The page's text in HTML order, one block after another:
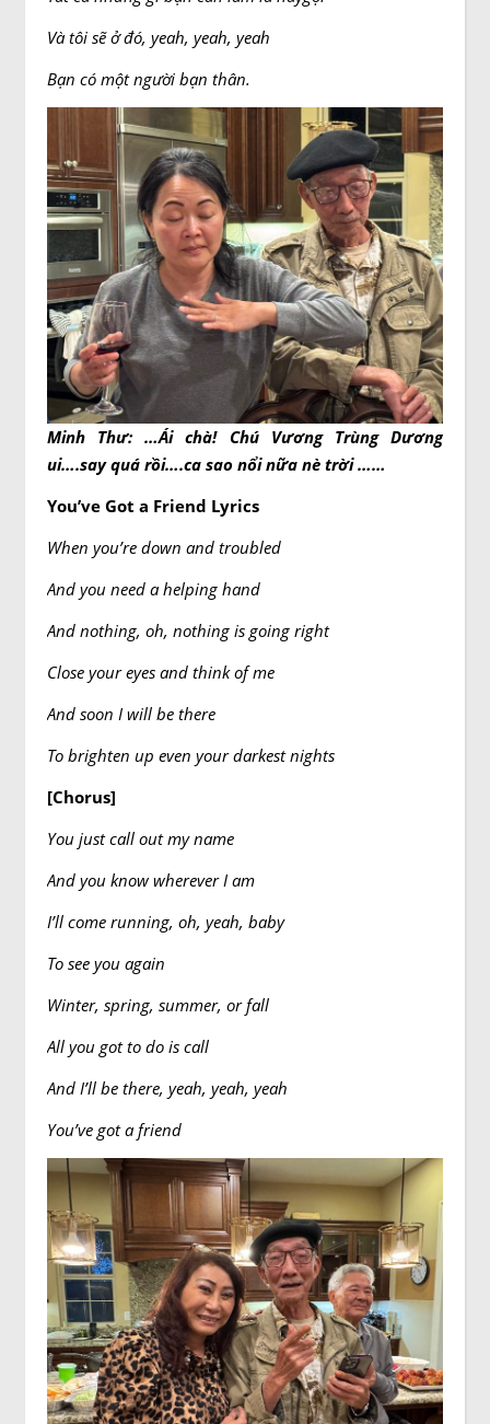
Và tôi sẽ ở đó, yeah, yeah, yeah
Bạn có một người bạn thân.
Minh Thư: …Ái chà! Chú Vương Trùng Dương
ui….say quá rồi….ca sao nổi nữa nè trời ……
You’ve Got a Friend Lyrics
When you’re down and troubled
And you need a helping hand
And nothing, oh, nothing is going right
Close your eyes and think of me
And soon I will be there
To brighten up even your darkest nights
[Chorus]
You just call out my name
And you know wherever I am
I’ll come running, oh, yeah, baby
To see you again
Winter, spring, summer, or fall
All you got to do is call
And I’ll be there, yeah, yeah, yeah
You’ve got a friend